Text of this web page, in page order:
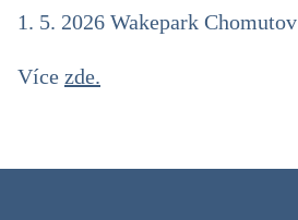
1. 5. 2026 Wakepark Chomutov
Více zde.